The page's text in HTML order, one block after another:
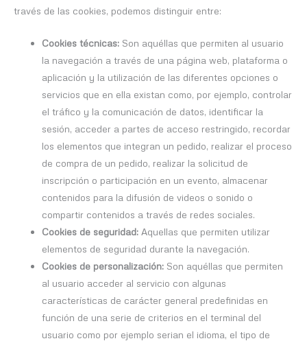
través de las cookies, podemos distinguir entre:
Cookies técnicas: Son aquéllas que permiten al usuario
la navegación a través de una página web, plataforma o
aplicación y la utilización de las diferentes opciones o
servicios que en ella existan como, por ejemplo, controlar
el tráfico y la comunicación de datos, identificar la
sesión, acceder a partes de acceso restringido, recordar
los elementos que integran un pedido, realizar el proceso
de compra de un pedido, realizar la solicitud de
inscripción o participación en un evento, almacenar
contenidos para la difusión de videos o sonido o
compartir contenidos a través de redes sociales.
Cookies de seguridad:Aquellas que permiten utilizar
elementos de seguridad durante la navegación.
Cookies de personalización: Son aquéllas que permiten
al usuario acceder al servicio con algunas
características de carácter general predefinidas en
función de una serie de criterios en el terminal del
usuario como por ejemplo serian el idioma, el tipo de